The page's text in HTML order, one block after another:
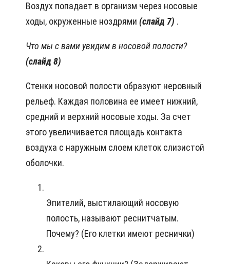
Воздух попадает в организм через носовые
ходы, окруженные ноздрями (слайд 7) .
Что мы с вами увидим в носовой полости?
(слайд 8)
Стенки носовой полости образуют неровный
рельеф. Каждая половина ее имеет нижний,
средний и верхний носовые ходы. За счет
этого увеличивается площадь контакта
воздуха с наружным слоем клеток слизистой
оболочки.
Эпителий, выстилающий носовую
полость, называют реснитчатым.
Почему? (Его клетки имеют реснички)